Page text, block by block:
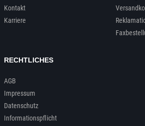
Kontakt
Karriere
RECHTLICHES
AGB
Impressum
Datenschutz
Informationspflicht